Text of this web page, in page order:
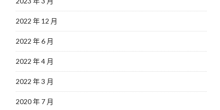
2022 年 12 月
2022 年 6 月
2022 年 4 月
2022 年 3 月
2020 年 7 月